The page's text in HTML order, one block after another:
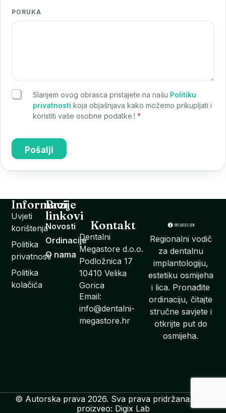
PORUKA
Slanjem ovog obrasca pristajete na našu Politiku
privatnosti koja objašnjava kako možemo prikupljati i
koristiti vaše osobne podatke.! *
Pošalji
Regionalni vodič
za dentalnu
implantologiju,
estetiku osmijeha
i lica. Pronađite
ordinaciju, čitajte
stručne savjete i
otkrijte put do
osmijeha.
Informacije
Uvjeti
korištenja
Politika
privatnosti
Politika
kolačića
Brzi
linkovi
Novosti
Ordinacije
O nama
Kontakt
Dentalni
Megastore d.o.o.
Podložnica 17
10410 Velika
Gorica
Email:
info@dentalni-
megastore.hr
© Autorska prava 2026. Sva prava pridržana. Web
proizveo: Digix Lab